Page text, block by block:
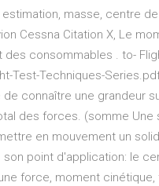
estimation, masse, centre
Cessna Citation X, Le
des consommables . to-
Test-Techniques-
connaître une grandeur
des forces. (somme
en mouvement un
point d'application: le
force, moment